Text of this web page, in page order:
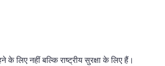
लिए नहीं बल्कि राष्ट्रीय सुरक्षा के लिए हैं।